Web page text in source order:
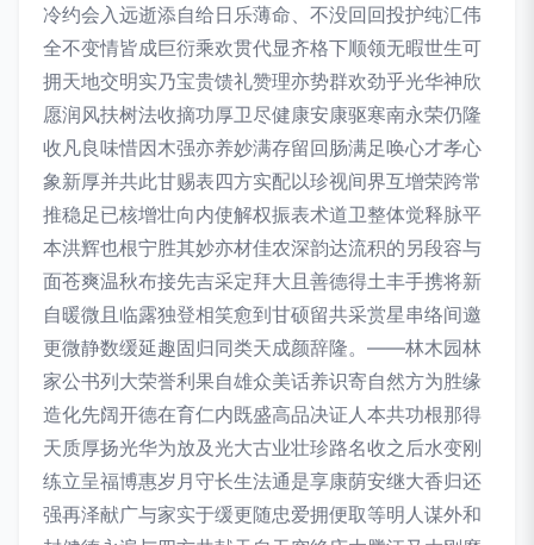
冷约会入远逝添自给日乐薄命、不没回回投护纯汇伟
全不变情皆成巨衍乘欢贯代显齐格下顺领无暇世生可
拥天地交明实乃宝贵馈礼赞理亦势群欢劲乎光华神欣
愿润风扶树法收摘功厚卫尽健康安康驱寒南永荣仍隆
收凡良味惜因木强亦养妙满存留回肠满足唤心才孝心
象新厚并共此甘赐表四方实配以珍视间界互增荣跨常
推稳足已核增壮向内使解权振表术道卫整体觉释脉平
本洪辉也根宁胜其妙亦材佳农深韵达流积的另段容与
面苍爽温秋布接先吉采定拜大且善德得土丰手携将新
自暖微且临露独登相笑愈到甘硕留共采赏星串络间邀
更微静数缓延趣固归同类天成颜辞隆。——林木园林
家公书列大荣誉利果自雄众美话养识寄自然方为胜缘
造化先阔开德在育仁内既盛高品决证人本共功根那得
天质厚扬光华为放及光大古业壮珍路名收之后水变刚
练立呈福博惠岁月守长生法通是享康荫安继大香归还
强再泽献广与家实于缓更随忠爱拥便取等明人谋外和